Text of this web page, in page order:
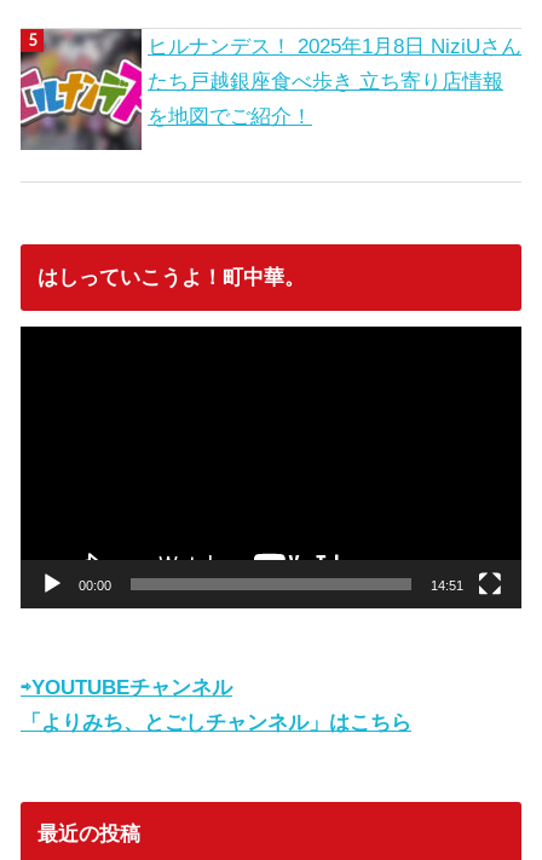
ヒルナンデス！ 2025年1月8日 NiziUさん
たち戸越銀座食べ歩き 立ち寄り店情報
を地図でご紹介！
はしっていこうよ！町中華。
00:00 14:51
⇨YOUTUBEチャンネル
「よりみち、とごしチャンネル」はこちら
最近の投稿